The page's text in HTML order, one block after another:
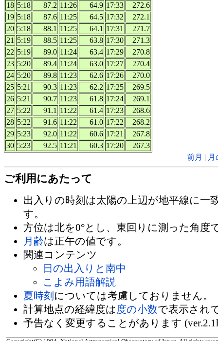
18 5:18 87.2 11:26 64.9 17:33
272.6
19 5:18 87.6 11:25 64.5 17:32
272.1
20 5:18 88.1 11:25 64.1 17:31
271.7
21 5:19 88.5 11:25 63.8 17:30
271.3
22 5:19 89.0 11:24 63.4 17:29
270.8
23 5:20 89.4 11:24 63.0 17:27
270.4
24 5:20 89.8 11:23 62.6 17:26
270.0
25 5:21 90.3 11:23 62.2 17:25
269.5
26 5:21 90.7 11:23 61.8 17:24
269.1
27 5:22 91.1 11:22 61.4 17:23
268.6
28 5:22 91.6 11:22 61.0 17:22
268.2
29 5:23 92.0 11:22 60.6 17:21
267.8
30 5:23 92.5 11:21 60.3 17:20
267.3
前月 |
ご利用にあたって
出入りの時刻は太陽の上辺が地平線に一
す。
方位は北を0°とし、東回りに測った角度
月齢は正午の値です。
関連コンテンツ
日の出入りと南中
こよみ用語解説
夏時刻 については考慮しておりません。
計算地点の経緯度は 度の小数で表示され
予告なく変更することがあります